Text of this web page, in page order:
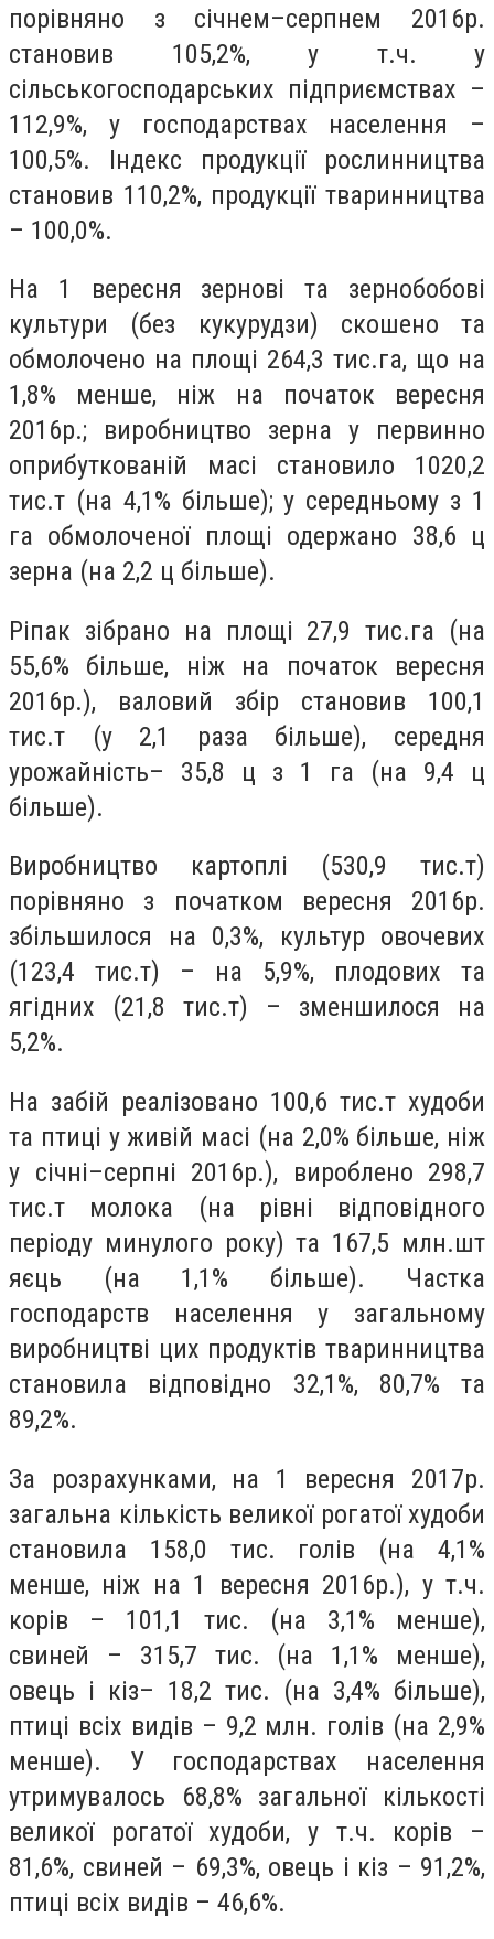
порівняно з січнем–серпнем 2016р.
становив 105,2%, у т.ч. у
сільськогосподарських підприємствах –
112,9%, у господарствах населення –
100,5%. Індекс продукції рослинництва
становив 110,2%, продукції тваринництва
– 100,0%.
На 1 вересня зернові та зернобобові
культури (без кукурудзи) скошено та
обмолочено на площі 264,3 тис.га, що на
1,8% менше, ніж на початок вересня
2016р.; виробництво зерна у первинно
оприбуткованій масі становило 1020,2
тис.т (на 4,1% більше); у середньому з 1
га обмолоченої площі одержано 38,6 ц
зерна (на 2,2 ц більше).
Ріпак зібрано на площі 27,9 тис.га (на
55,6% більше, ніж на початок вересня
2016р.), валовий збір становив 100,1
тис.т (у 2,1 раза більше), середня
урожайність– 35,8 ц з 1 га (на 9,4 ц
більше).
Виробництво картоплі (530,9 тис.т)
порівняно з початком вересня 2016р.
збільшилося на 0,3%, культур овочевих
(123,4 тис.т) – на 5,9%, плодових та
ягідних (21,8 тис.т) – зменшилося на
5,2%.
На забій реалізовано 100,6 тис.т худоби
та птиці у живій масі (на 2,0% більше, ніж
у січні–серпні 2016р.), вироблено 298,7
тис.т молока (на рівні відповідного
періоду минулого року) та 167,5 млн.шт
яєць (на 1,1% більше). Частка
господарств населення у загальному
виробництві цих продуктів тваринництва
становила відповідно 32,1%, 80,7% та
89,2%.
За розрахунками, на 1 вересня 2017р.
загальна кількість великої рогатої худоби
становила 158,0 тис. голів (на 4,1%
менше, ніж на 1 вересня 2016р.), у т.ч.
корів – 101,1 тис. (на 3,1% менше),
свиней – 315,7 тис. (на 1,1% менше),
овець і кіз– 18,2 тис. (на 3,4% більше),
птиці всіх видів – 9,2 млн. голів (на 2,9%
менше). У господарствах населення
утримувалось 68,8% загальної кількості
великої рогатої худоби, у т.ч. корів –
81,6%, свиней – 69,3%, овець і кіз – 91,2%,
птиці всіх видів – 46,6%.